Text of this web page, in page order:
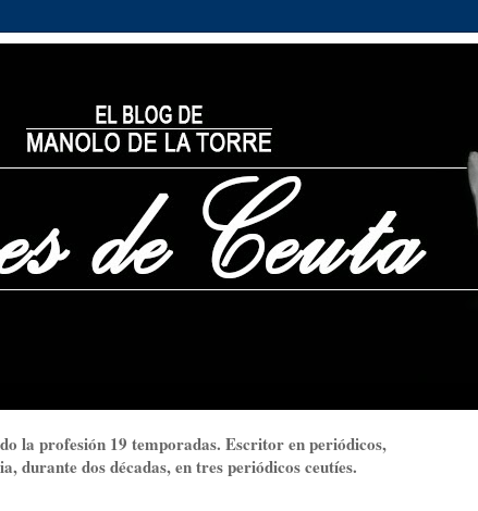
la profesión 19 temporadas. Escritor en periódicos,
durante dos décadas, en tres periódicos ceutíes.